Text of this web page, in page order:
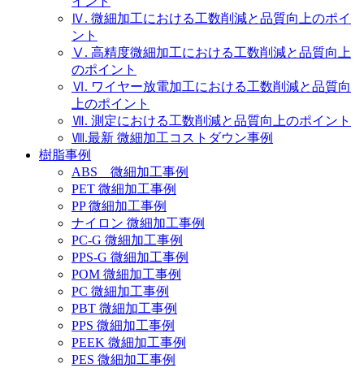
Ⅳ. 微細加工における工数削減と品質向上のポイ
ント
Ⅴ. 高精度微細加工における工数削減と品質向上
のポイント
Ⅵ. ワイヤー放電加工における工数削減と品質向
上のポイント
Ⅶ. 測定における工数削減と品質向上のポイント
Ⅷ.最新 微細加工コストダウン事例
樹脂事例
ABS 微細加工事例
PET 微細加工事例
PP 微細加工事例
ナイロン 微細加工事例
PC-G 微細加工事例
PPS-G 微細加工事例
POM 微細加工事例
PC 微細加工事例
PBT 微細加工事例
PPS 微細加工事例
PEEK 微細加工事例
PES 微細加工事例